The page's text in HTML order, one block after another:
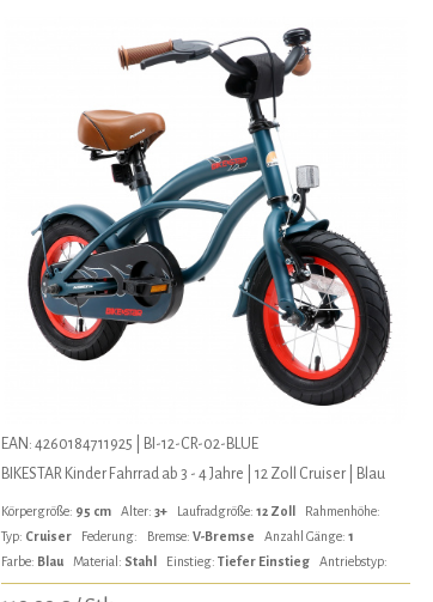
EAN: 4260184711925 | BI-12-CR-02-BLUE
BIKESTAR Kinder Fahrrad ab 3 - 4 Jahre | 12 Zoll Cruiser | Blau
Körpergröße: 95 cm Alter: 3+ Laufradgröße: 12 Zoll
Rahmenhöhe:
Typ: Cruiser Federung: Bremse: V-Bremse Anzahl Gänge: 1
Farbe: Blau Material: Stahl Einstieg: Tiefer Einstieg Antriebstyp: